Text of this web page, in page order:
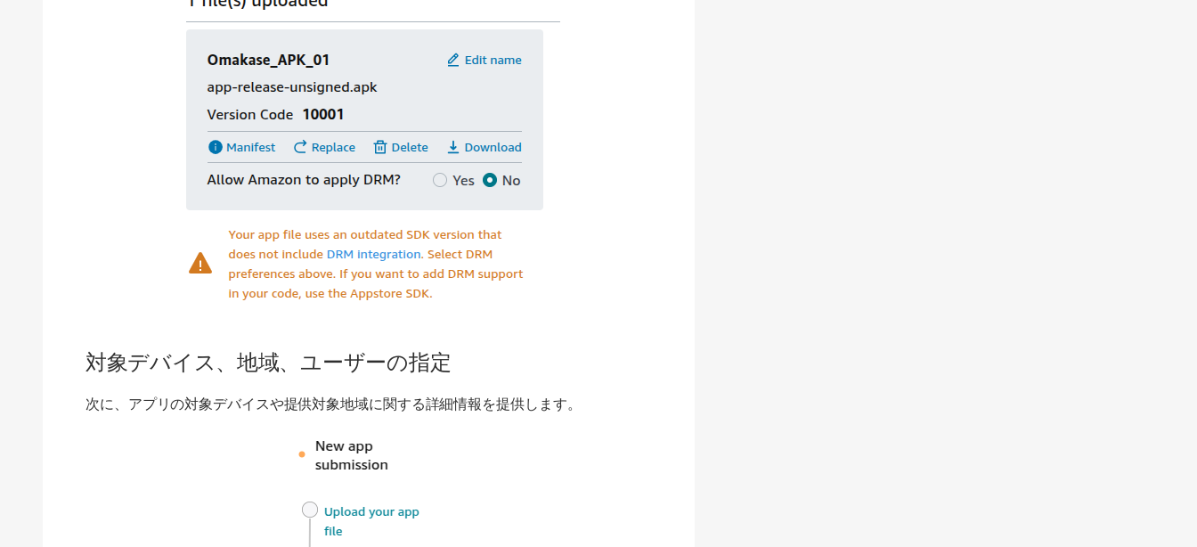
対象デバイス、地域、ユーザーの指定
次に、アプリの対象デバイスや提供対象地域に関する詳細情報を提供します。